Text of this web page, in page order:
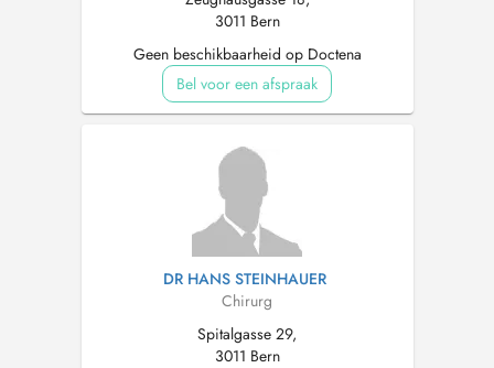
3011 Bern
Geen beschikbaarheid op Doctena
Bel voor een afspraak
DR HANS STEINHAUER
Chirurg
Spitalgasse 29,
3011 Bern